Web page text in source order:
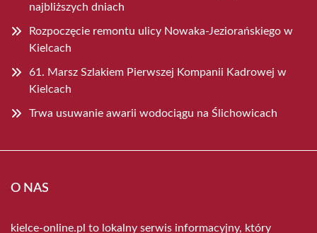
najbliższych dniach
Rozpoczęcie remontu ulicy Nowaka-Jeziorańskiego w
Kielcach
61. Marsz Szlakiem Pierwszej Kompanii Kadrowej w
Kielcach
Trwa usuwanie awarii wodociągu na Ślichowicach
O NAS
kielce-online.pl to lokalny serwis informacyjny, który